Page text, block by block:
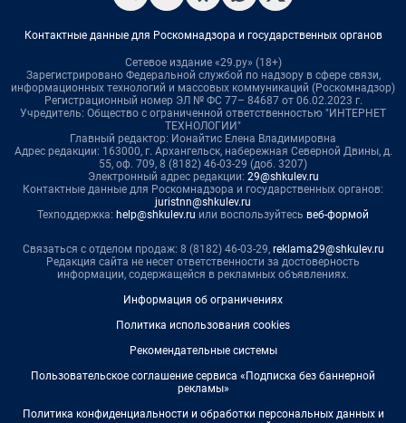
Контактные данные для Роскомнадзора и государственных органов
Сетевое издание «29.ру» (18+)
Зарегистрировано Федеральной службой по надзору в сфере связи,
информационных технологий и массовых коммуникаций (Роскомнадзор)
Регистрационный номер ЭЛ № ФС 77– 84687 от 06.02.2023 г.
Учредитель: Общество с ограниченной ответственностью "ИНТЕРНЕТ
ТЕХНОЛОГИИ"
Главный редактор: Ионайтис Елена Владимировна
Адрес редакции: 163000, г. Архангельск, набережная Северной Двины, д.
55, оф. 709, 8 (8182) 46-03-29 (доб. 3207)
Электронный адрес редакции: 29@shkulev.ru
Контактные данные для Роскомнадзора и государственных органов:
juristnn@shkulev.ru
Техподдержка: help@shkulev.ru или воспользуйтесь веб-формой
Связаться с отделом продаж: 8 (8182) 46-03-29, reklama29@shkulev.ru
Редакция сайта не несет ответственности за достоверность
информации, содержащейся в рекламных объявлениях.
Информация об ограничениях
Политика использования cookies
Рекомендательные системы
Пользовательское соглашение сервиса «Подписка без баннерной
рекламы»
Политика конфиденциальности и обработки персональных данных и